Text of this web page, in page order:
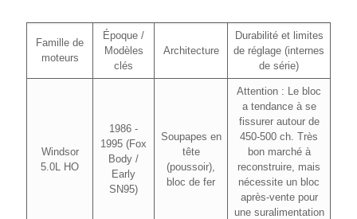
Famille de
moteurs
Époque /
Modèles
clés
Architecture
Durabilité et limites
de réglage (internes
de série)
Windsor
5.0L HO
1986 -
1995 (Fox
Body /
Early
SN95)
Soupapes en
tête
(poussoir),
bloc de fer
Attention : Le bloc
a tendance à se
fissurer autour de
450-500 ch. Très
bon marché à
reconstruire, mais
nécessite un bloc
après-vente pour
une suralimentation